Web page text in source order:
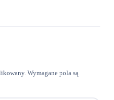
Wymagane pola są